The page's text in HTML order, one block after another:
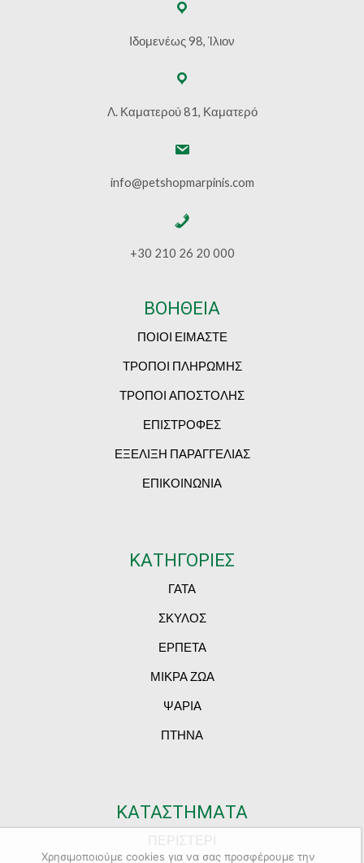
Ιδομενέως 98, Ίλιον
Λ. Καματερού 81, Καματερό
info@petshopmarpinis.com
+30 210 26 20 000
ΒΟΗΘΕΙΑ
ΠΟΙΟΙ ΕΙΜΑΣΤΕ
ΤΡΟΠΟΙ ΠΛΗΡΩΜΗΣ
ΤΡΟΠΟΙ ΑΠΟΣΤΟΛΗΣ
ΕΠΙΣΤΡΟΦΕΣ
ΕΞΕΛΙΞΗ ΠΑΡΑΓΓΕΛΙΑΣ
ΕΠΙΚΟΙΝΩΝΙΑ
ΚΑΤΗΓΟΡΙΕΣ
ΓΑΤΑ
ΣΚΥΛΟΣ
ΕΡΠΕΤΑ
ΜΙΚΡΑ ΖΩΑ
ΨΑΡΙΑ
ΠΤΗΝΑ
ΚΑΤΑΣΤΗΜΑΤΑ
Χρησιμοποιούμε cookies για να σας προσφέρουμε την